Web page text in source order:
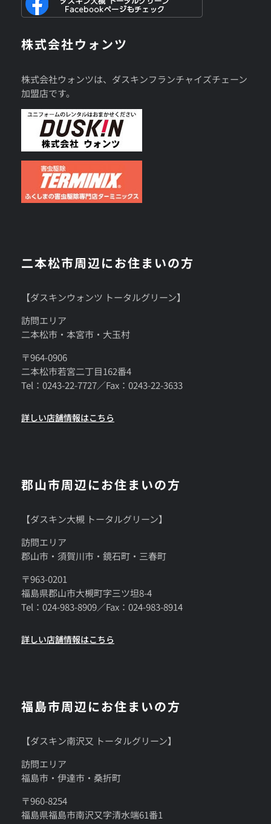
株式会社ウォンツ
株式会社ウォンツは、ダスキンフランチャイズチェーン
加盟店です。
二本松市周辺にお住まいの方
【ダスキンウォンツ トータルグリーン】
訪問エリア
二本松市・本宮市・大玉村
〒964-0906
二本松市若宮二丁目162番4
Tel：0243-22-7727／Fax：0243-22-3633
詳しい店舗情報はこちら
郡山市周辺にお住まいの方
【ダスキン大槻 トータルグリーン】
訪問エリア
郡山市・須賀川市・鏡石町・三春町
〒963-0201
福島県郡山市大槻町字三ツ坦8-4
Tel：024-983-8909／Fax：024-983-8914
詳しい店舗情報はこちら
福島市周辺にお住まいの方
【ダスキン南沢又 トータルグリーン】
訪問エリア
福島市・伊達市・桑折町
〒960-8254
福島県福島市南沢又字清水端61番1